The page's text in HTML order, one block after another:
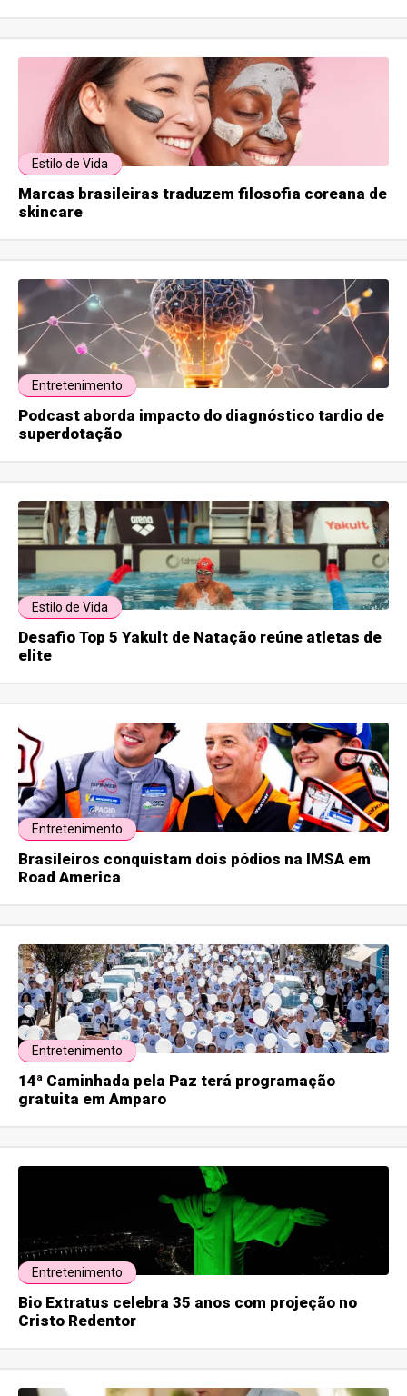
Estilo de Vida
Marcas brasileiras traduzem filosofia coreana de
skincare
Entretenimento
Podcast aborda impacto do diagnóstico tardio de
superdotação
Estilo de Vida
Desafio Top 5 Yakult de Natação reúne atletas de
elite
Entretenimento
Brasileiros conquistam dois pódios na IMSA em
Road America
Entretenimento
14ª Caminhada pela Paz terá programação
gratuita em Amparo
Entretenimento
Bio Extratus celebra 35 anos com projeção no
Cristo Redentor